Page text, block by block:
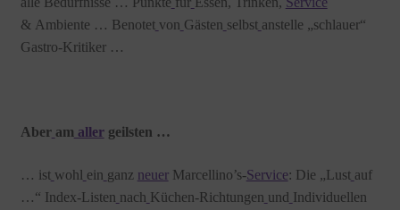
& Ambiente … Benotet von Gästen selbst anstelle „schlauer“
Gastro-Kritiker …
Aber am allergeilsten …
… ist wohl ein ganz neuerMarcellino’s-Service: Die „Lust auf
…“ Index-Listen nach Küchen-Richtungen und Individuellen